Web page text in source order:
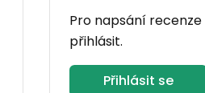
Pro napsání
přihlásit.
Přihlásit se